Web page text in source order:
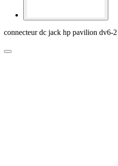
connecteur dc jack hp pavilion dv6-